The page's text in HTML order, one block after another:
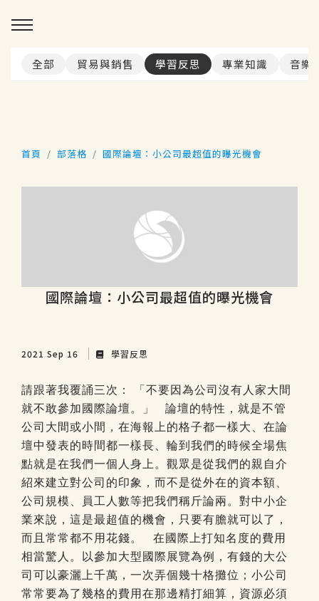
全部 貿易與銷售 學習反思 專業知識 音樂
首頁 部落格 國際論壇：小公司最超值的曝光機會
國際論壇：小公司最超值的曝光機會
2021 Sep 16 學習反思
請跟著我覆誦三次：
「不要因為公司沒有人家大間
就不敢參加國際論壇。」
論壇的特性，就是不管
公司大間或小間，在海報上的格子都一樣大、在論
壇中發表的時間都一樣長、輪到我們的時候全場焦
點就是在我們一個人身上。觀眾是從我們的親自介
紹來建立對公司的印象，而不是從外在的資本額、
公司規模、員工人數等把我們稱斤論兩。對中小企
業來說，這是最超值的機會，只要有膽就可以了，
而且常常都不用花錢。
在國際上打知名度的費用
相當驚人。以參加大型國際展覽為例，有錢的大公
司可以豪灑上千萬，一次弄個幾十格攤位；小公司
常常要為了幾格的費用在那邊精打細算，資源必須